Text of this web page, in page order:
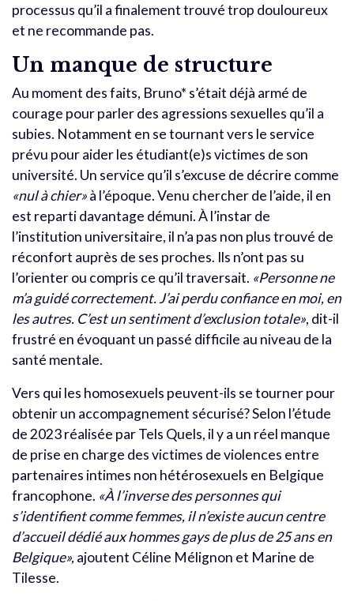
processus qu’il a finalement trouvé trop douloureux
et ne recommande pas.
Un manque de structure
Au moment des faits, Bruno* s’était déjà armé de
courage pour parler des agressions sexuelles qu’il a
subies. Notamment en se tournant vers le service
prévu pour aider les étudiant(e)s victimes de son
université. Un service qu’il s’excuse de décrire comme
«nul à chier»à l’époque. Venu chercher de l’aide, il en
est reparti davantage démuni. À l’instar de
l’institution universitaire, il n’a pas non plus trouvé de
réconfort auprès de ses proches. Ils n’ont pas su
l’orienter ou compris ce qu’il traversait. «Personne ne
m’a guidé correctement. J’ai perdu confiance en moi, en
les autres. C’est un sentiment d’exclusion totale», dit-il
frustré en évoquant un passé difficile au niveau de la
santé mentale.
Vers qui les homosexuels peuvent-ils se tourner pour
obtenir un accompagnement sécurisé? Selon l’étude
de 2023 réalisée par Tels Quels, il y a un réel manque
de prise en charge des victimes de violences entre
partenaires intimes non hétérosexuels en Belgique
francophone. «À l’inverse des personnes qui
s’identifient comme femmes, il n’existe aucun centre
d’accueil dédié aux hommes gays de plus de 25 ans en
Belgique»,ajoutent Céline Mélignon et Marine de
Tilesse.